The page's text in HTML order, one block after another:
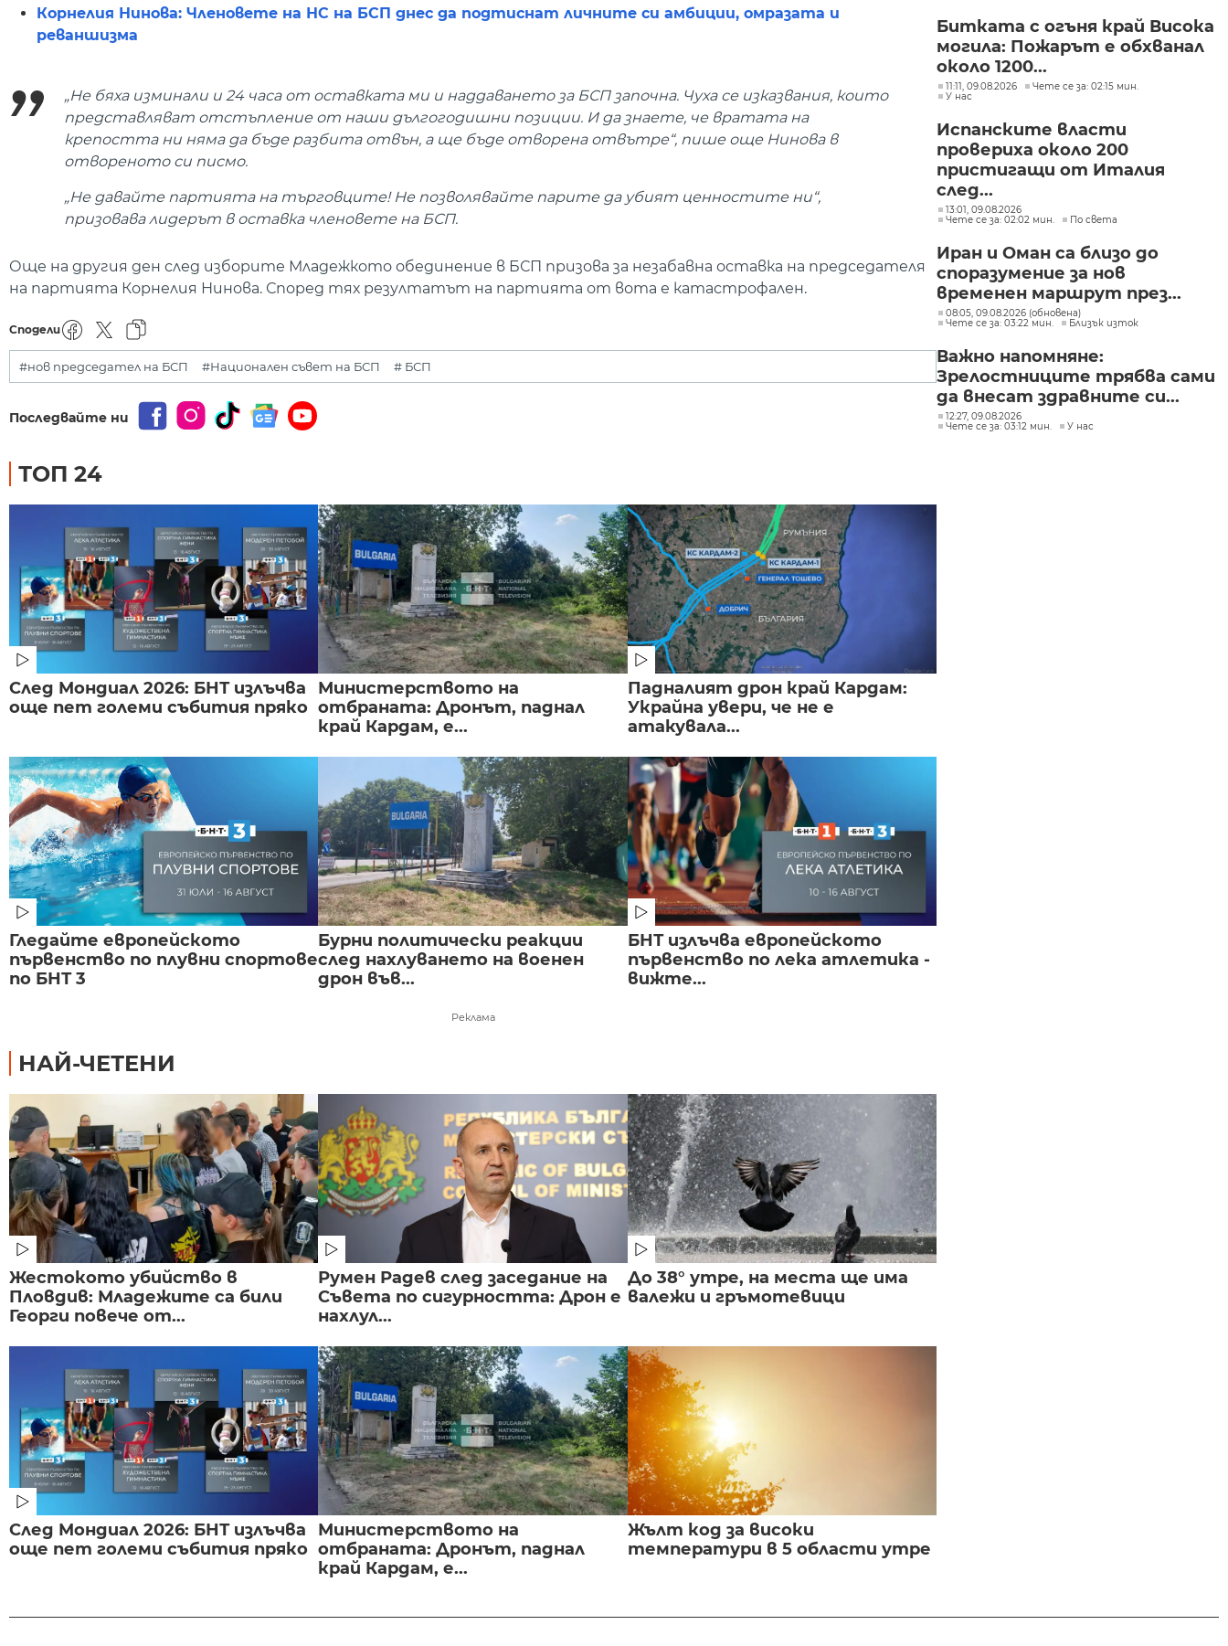
Корнелия Нинова: Членовете на НС на БСП днес да подтиснат личните си амбиции, омразата и
реваншизма
„Не бяха изминали и 24 часа от оставката ми и наддаването за БСП започна. Чуха се изказвания, които
представляват отстъпление от наши дългогодишни позиции. И да знаете, че вратата на
крепостта ни няма да бъде разбита отвън, а ще бъде отворена отвътре“, пише още Нинова в
отвореното си писмо.
„Не давайте партията на търговците! Не позволявайте парите да убият ценностите ни“,
призовава лидерът в оставка членовете на БСП.
Още на другия ден след изборите Младежкото обединение в БСП призова за незабавна оставка на председателя
на партията Корнелия Нинова. Според тях резултатът на партията от вота е катастрофален.
Сподели
#нов председател на БСП #Национален съвет на БСП # БСП
Последвайте ни
ТОП 24
След Мондиал 2026: БНТ излъчва
още пет големи събития пряко
Министерството на
отбраната: Дронът, паднал
край Кардам, е...
Падналият дрон край Кардам:
Украйна увери, че не е
атакувала...
Гледайте европейското
първенство по плувни спортове
по БНТ 3
Бурни политически реакции
след нахлуването на военен
дрон във...
БНТ излъчва европейското
първенство по лека атлетика -
вижте...
Реклама
НАЙ-ЧЕТЕНИ
Жестокото убийство в
Пловдив: Младежите са били
Георги повече от...
Румен Радев след заседание на
Съвета по сигурността: Дрон е
нахлул...
До 38° утре, на места ще има
валежи и гръмотевици
След Мондиал 2026: БНТ излъчва
още пет големи събития пряко
Министерството на
отбраната: Дронът, паднал
край Кардам, е...
Жълт код за високи
температури в 5 области утре
Битката с огъня край Висока
могила: Пожарът е обхванал
около 1200...
11:11, 09.08.2026
Чете се за: 02:15 мин.
У нас
Испанските власти
провериха около 200
пристигащи от Италия
след...
13:01, 09.08.2026
Чете се за: 02:02 мин.
По света
Иран и Оман са близо до
споразумение за нов
временен маршрут през...
08:05, 09.08.2026 (обновена)
Чете се за: 03:22 мин.
Близък изток
Важно напомняне:
Зрелостниците трябва сами
да внесат здравните си...
12:27, 09.08.2026
Чете се за: 03:12 мин.
У нас